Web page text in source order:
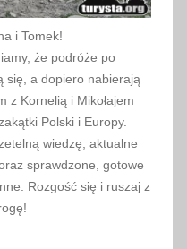
i Tomek!
że podróże po
się, a dopiero nabierają
z Kornelią i Mikołajem
Polski i Europy.
wiedzę, aktualne
sprawdzone, gotowe
Rozgość się i ruszaj z